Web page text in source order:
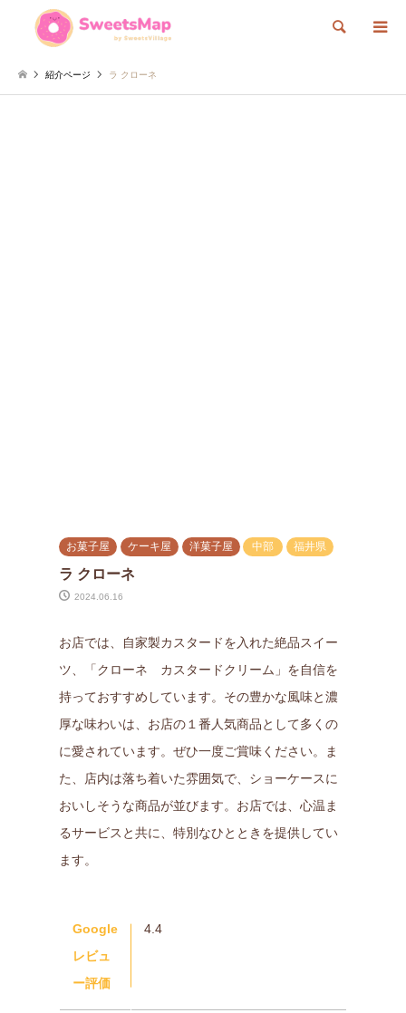
検索
紹介ページ ラ クローネ
お菓子屋 ケーキ屋 洋菓子屋 中部 福井県
ラ クローネ
2024.06.16
お店では、自家製カスタードを入れた絶品スイー
ツ、「クローネ カスタードクリーム」を自信を
持っておすすめしています。その豊かな風味と濃
厚な味わいは、お店の１番人気商品として多くの
に愛されています。ぜひ一度ご賞味ください。ま
た、店内は落ち着いた雰囲気で、ショーケースに
おいしそうな商品が並びます。お店では、心温ま
るサービスと共に、特別なひとときを提供してい
ます。
Google
レビュ
ー評価
4.4